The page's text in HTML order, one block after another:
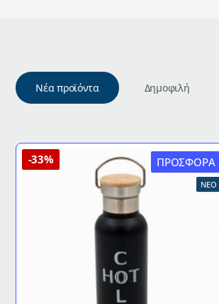
Νέα προϊόντα Δημοφιλή
ΠΡΟΣΦΟΡΆ
ΝΈΟ
-33%